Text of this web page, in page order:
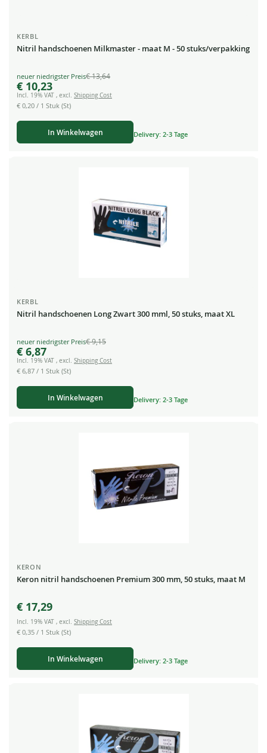
KERBL
Nitril handschoenen Milkmaster - maat M - 50 stuks/verpakking
Special
Price
€ 10,23
€ 13,64
Incl. 19% VAT , excl. Shipping Cost
€ 0,20 / 1 Stuk (St)
In Winkelwagen Delivery: 2-3 Tage
KERBL
Nitril handschoenen Long Zwart 300 mml, 50 stuks, maat XL
Special
Price
€ 6,87
€ 9,15
Incl. 19% VAT , excl. Shipping Cost
€ 6,87 / 1 Stuk (St)
In Winkelwagen Delivery: 2-3 Tage
KERON
Keron nitril handschoenen Premium 300 mm, 50 stuks, maat M
€ 17,29
Incl. 19% VAT , excl. Shipping Cost
€ 0,35 / 1 Stuk (St)
In Winkelwagen Delivery: 2-3 Tage